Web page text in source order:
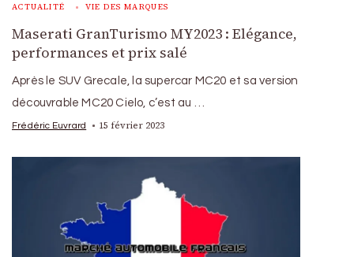
ACTUALITÉ VIE DES MARQUES
Maserati GranTurismo MY2023 : Elégance,
performances et prix salé
Après le SUV Grecale, la supercar MC20 et sa version
découvrable MC20 Cielo, c’est au …
Frédéric Euvrard 15 février 2023